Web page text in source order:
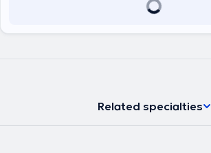
Related specialties